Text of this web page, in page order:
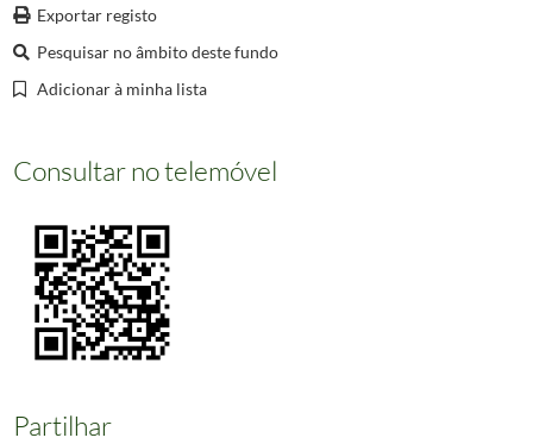
000074
Informação não disponível
(...)
Exportar registo
Pesquisar no âmbito deste fundo
Adicionar à minha lista
Consultar no telemóvel
Partilhar